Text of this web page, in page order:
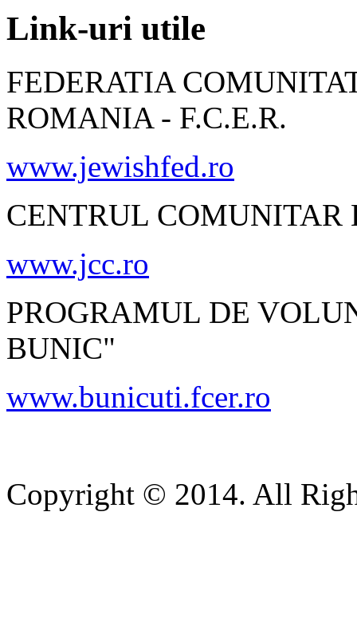
Link-uri utile
FEDERATIA
ROMANIA - F.C.E.R.
www.jewishfed.ro
CENTRUL COMUNITAR
www.jcc.ro
PROGRAMUL DE
BUNIC"
www.bunicuti.fcer.ro
Copyright © 2014. All